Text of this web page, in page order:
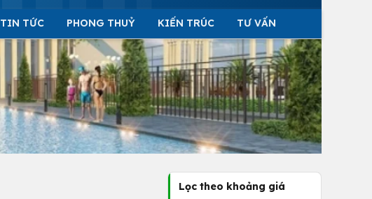
TIN TỨC PHONG THUỶ KIẾN TRÚC TƯ VẤN
Lọc theo khoảng giá